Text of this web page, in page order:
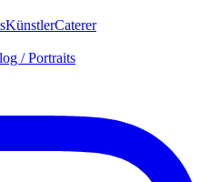
KünstlerCaterer
/ Portraits